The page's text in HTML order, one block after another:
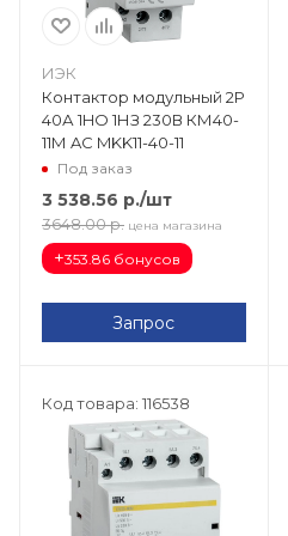
ИЭК
Контактор модульный 2Р
40А 1HO 1НЗ 230В КМ40-
11М AC MKK11-40-11
Под заказ
3 538.56 р./шт
3648.00 р. цена магазина
+353.86 бонусов
Запрос
Код товара: 116538